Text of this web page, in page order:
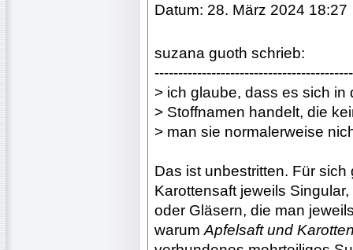
Datum: 28. März 2024 18:27
suzana guoth schrieb:
> ich glaube, dass es sich in
> Stoffnamen handelt, die
> man sie normalerweise
Das ist unbestritten. Für
Karottensaft jeweils
oder Gläsern, die man
warum Apfelsaft und